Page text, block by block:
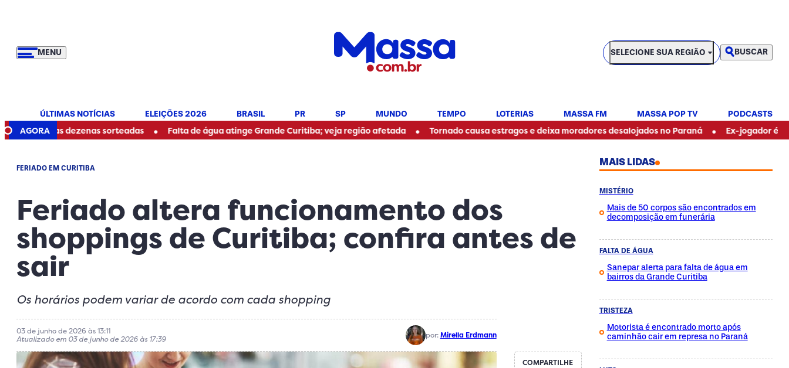
MENU
SELECIONE SUA REGIÃO
SELECIONE SUA REGIÃO BUSCAR
ÚLTIMAS NOTÍCIAS ELEIÇÕES 2026 BRASIL PR SP MUNDO TEMPO LOTERIAS MASSA FM MASSA POP TV PODCASTS
AGORA
as dezenas sorteadas • Falta de água atinge Grande Curitiba; veja região afetada • Tornado causa estragos e deixa moradores desalojados no Paraná • Ex-jogador é flagrado
FERIADO EM CURITIBA
Feriado altera funcionamento dos
shoppings de Curitiba; confira antes de
sair
Os horários podem variar de acordo com cada shopping
03 de junho de 2026 às 13:11
Atualizado em 03 de junho de 2026 às 17:39
por:Mirella Erdmann
COMPARTILHE
MAIS LIDAS
MISTÉRIO
Mais de 50 corpos são encontrados em
decomposição em funerária
FALTA DE ÁGUA
Sanepar alerta para falta de água em
bairros da Grande Curitiba
TRISTEZA
Motorista é encontrado morto após
caminhão cair em represa no Paraná